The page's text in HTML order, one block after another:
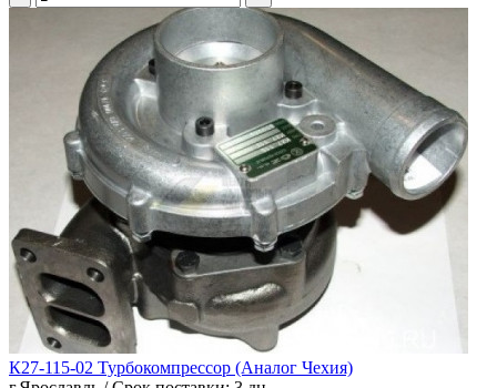
К27-115-02 Турбокомпрессор (Аналог Чехия)